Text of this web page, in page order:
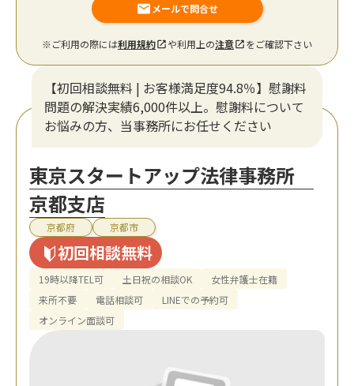
メールで問合せ
※ご利用の際には利用規約 や利用上の注意 をご確認下さい
【初回相談無料 | お客様満足度94.8％】慰謝料
問題の解決実績6,000件以上。慰謝料について
お悩みの方、当事務所にお任せください
東京スタートアップ法律事務所
京都支店
京都府 京都市
初回相談無料
19時以降TEL可 土日祝の相談OK
女性弁護士在籍
来所不要
電話相談可
LINEでの予約可
オンライン面談可